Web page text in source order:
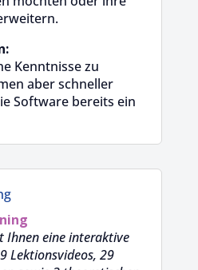
Kenntnisse zu
aber schneller
Software bereits ein
Ihnen eine interaktive
Lektionsvideos, 29